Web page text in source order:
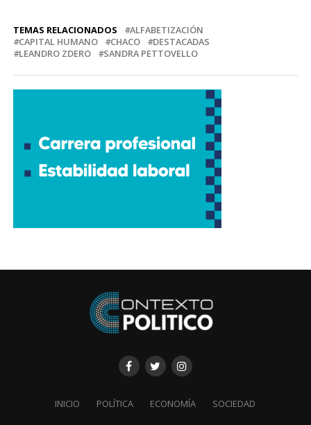
TEMAS RELACIONADOS
ALFABETIZACIÓN
CAPITAL HUMANO
CHACO
DESTACADAS
LEANDRO ZDERO
SANDRA PETTOVELLO
INICIO POLÍTICA ECONOMÍA SOCIEDAD